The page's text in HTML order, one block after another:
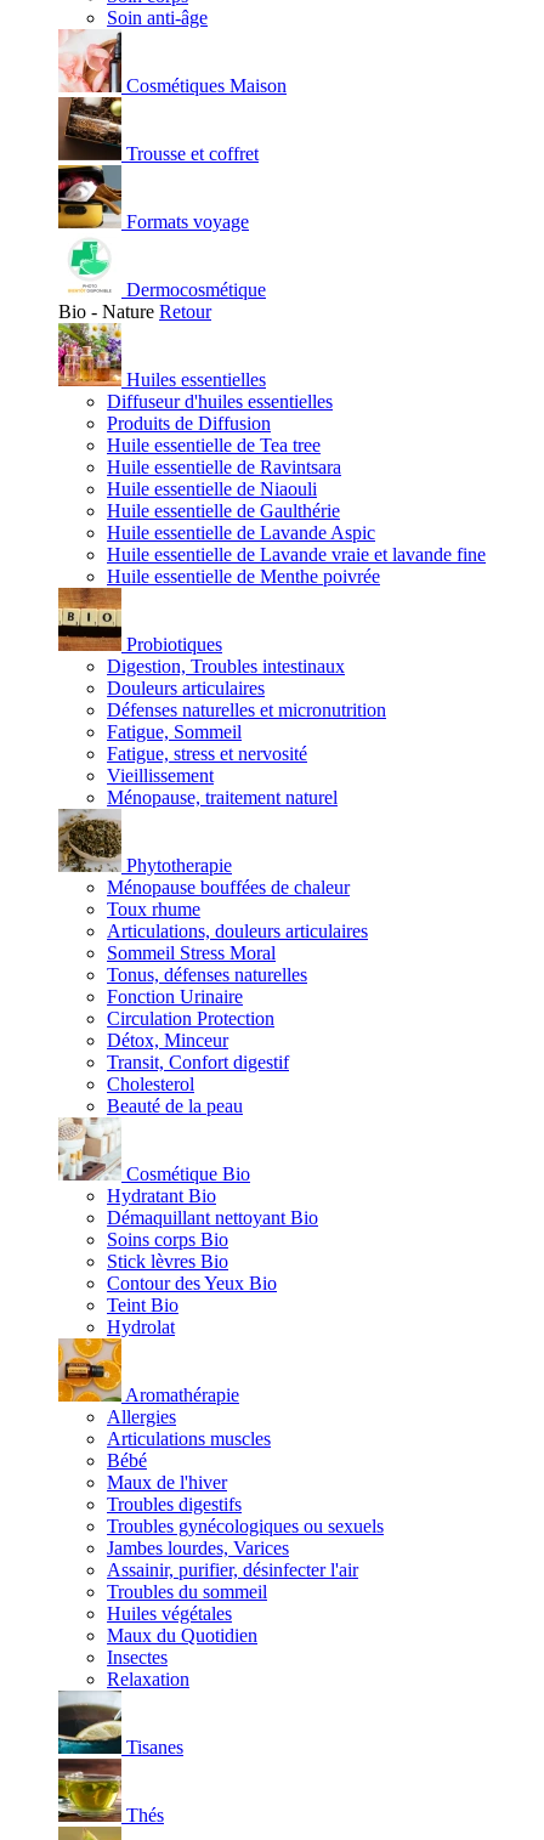
Soin anti-âge
Cosmétiques Maison
Trousse et coffret
Formats voyage
Dermocosmétique
Bio - Nature Retour
Huiles essentielles
Diffuseur d'huiles essentielles
Produits de Diffusion
Huile essentielle de Tea tree
Huile essentielle de Ravintsara
Huile essentielle de Niaouli
Huile essentielle de Gaulthérie
Huile essentielle de Lavande Aspic
Huile essentielle de Lavande vraie et lavande fine
Huile essentielle de Menthe poivrée
Probiotiques
Digestion, Troubles intestinaux
Douleurs articulaires
Défenses naturelles et micronutrition
Fatigue, Sommeil
Fatigue, stress et nervosité
Vieillissement
Ménopause, traitement naturel
Phytotherapie
Ménopause bouffées de chaleur
Toux rhume
Articulations, douleurs articulaires
Sommeil Stress Moral
Tonus, défenses naturelles
Fonction Urinaire
Circulation Protection
Détox, Minceur
Transit, Confort digestif
Cholesterol
Beauté de la peau
Cosmétique Bio
Hydratant Bio
Démaquillant nettoyant Bio
Soins corps Bio
Stick lèvres Bio
Contour des Yeux Bio
Teint Bio
Hydrolat
Aromathérapie
Allergies
Articulations muscles
Bébé
Maux de l'hiver
Troubles digestifs
Troubles gynécologiques ou sexuels
Jambes lourdes, Varices
Assainir, purifier, désinfecter l'air
Troubles du sommeil
Huiles végétales
Maux du Quotidien
Insectes
Relaxation
Tisanes
Thés